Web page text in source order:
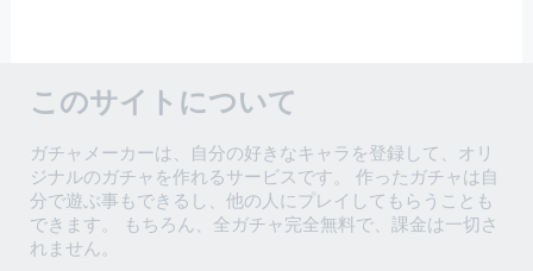
このサイトについて
ガチャメーカーは、自分の好きなキャラを登録して、オリ
ジナルのガチャを作れるサービスです。 作ったガチャは自
分で遊ぶ事もできるし、他の人にプレイしてもらうことも
できます。 もちろん、全ガチャ完全無料で、課金は一切さ
れません。